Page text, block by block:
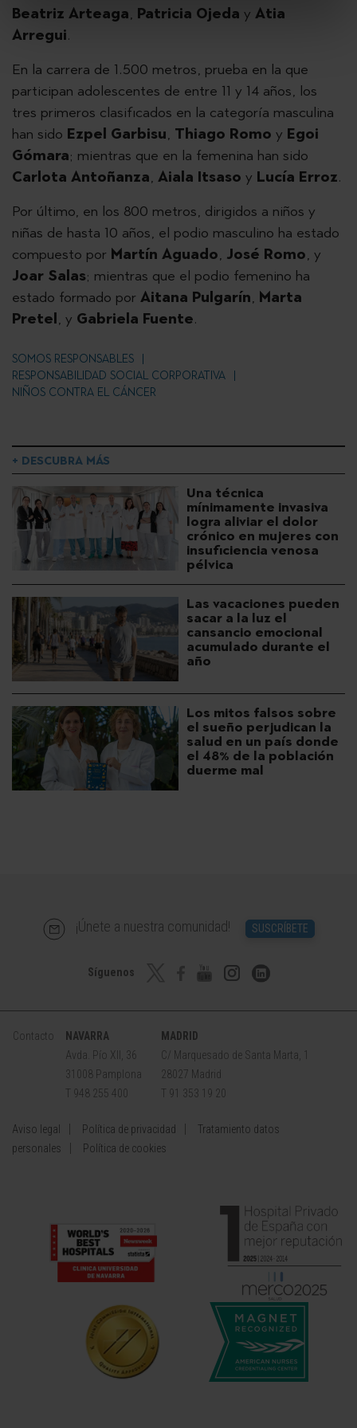
Beatriz Arteaga, Patricia Ojeda y Atia
Arregui.
En la carrera de 1.500 metros, prueba en la que
participan adolescentes de entre 11 y 14 años, los
tres primeros clasificados en la categoría masculina
han sido Ezpel Garbisu, Thiago Romo y Egoi
Gómara; mientras que en la femenina han sido
Carlota Antoñanza, Aiala Itsaso y Lucía Erroz.
Por último, en los 800 metros, dirigidos a niños y
niñas de hasta 10 años, el podio masculino ha estado
compuesto por Martín Aguado, José Romo, y
Joar Salas; mientras que el podio femenino ha
estado formado por Aitana Pulgarín, Marta
Pretel, y Gabriela Fuente.
SOMOS RESPONSABLES
RESPONSABILIDAD SOCIAL CORPORATIVA
NIÑOS CONTRA EL CÁNCER
+ DESCUBRA MÁS
Una técnica
mínimamente invasiva
logra aliviar el dolor
crónico en mujeres con
insuficiencia venosa
pélvica
Las vacaciones pueden
sacar a la luz el
cansancio emocional
acumulado durante el
año
Los mitos falsos sobre
el sueño perjudican la
salud en un país donde
el 48% de la población
duerme mal
¡Únete a nuestra comunidad! SUSCRÍBETE
Síguenos
Contacto
NAVARRA
Avda. Pío XII, 36
31008 Pamplona
T 948 255 400
MADRID
C/ Marquesado de Santa Marta, 1
28027 Madrid
T 91 353 19 20
Aviso legal Política de privacidad
Tratamiento datos
personales
Política de cookies